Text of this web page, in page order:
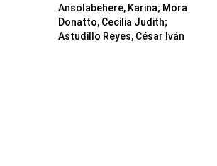
Ansolabehere, Karina; Mora
Donatto, Cecilia Judith;
Astudillo Reyes, César Iván